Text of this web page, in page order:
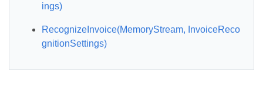
ings)
RecognizeInvoice(MemoryStream, InvoiceReco
gnitionSettings)